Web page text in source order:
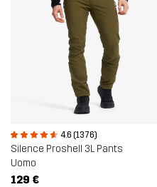
4.6 (1376)
Silence Proshell 3L Pants
Uomo
129 €